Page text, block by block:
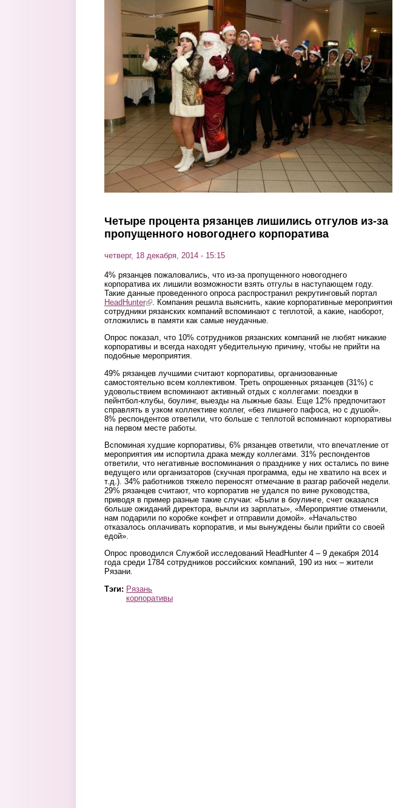
Четыре процента рязанцев лишились отгулов из-за
пропущенного новогоднего корпоратива
четверг, 18 декабря, 2014 - 15:15
4% рязанцев пожаловались, что из-за пропущенного новогоднего
корпоратива их лишили возможности взять отгулы в наступающем году.
Такие данные проведенного опроса распространил рекрутинговый портал
HeadHunter(link is external)
. Компания решила выяснить, какие корпоративные мероприятия
сотрудники рязанских компаний вспоминают с теплотой, а какие, наоборот,
отложились в памяти как самые неудачные.
Опрос показал, что 10% сотрудников рязанских компаний не любят никакие
корпоративы и всегда находят убедительную причину, чтобы не прийти на
подобные мероприятия.
49% рязанцев лучшими считают корпоративы, организованные
самостоятельно всем коллективом. Треть опрошенных рязанцев (31%) с
удовольствием вспоминают активный отдых с коллегами: поездки в
пейнтбол-клубы, боулинг, выезды на лыжные базы. Еще 12% предпочитают
справлять в узком коллективе коллег, «без лишнего пафоса, но с душой».
8% респондентов ответили, что больше с теплотой вспоминают корпоративы
на первом месте работы.
Вспоминая худшие корпоративы, 6% рязанцев ответили, что впечатление от
мероприятия им испортила драка между коллегами. 31% респондентов
ответили, что негативные воспоминания о празднике у них остались по вине
ведущего или организаторов (скучная программа, еды не хватило на всех и
т.д.). 34% работников тяжело переносят отмечание в разгар рабочей недели.
29% рязанцев считают, что корпоратив не удался по вине руководства,
приводя в пример разные такие случаи: «Были в боулинге, счет оказался
больше ожиданий директора, вычли из зарплаты», «Мероприятие отменили,
нам подарили по коробке конфет и отправили домой». «Начальство
отказалось оплачивать корпоратив, и мы вынуждены были прийти со своей
едой».
Опрос проводился Службой исследований HeadHunter 4 – 9 декабря 2014
года среди 1784 сотрудников российских компаний, 190 из них – жители
Рязани.
Тэги: Рязань
корпоративы